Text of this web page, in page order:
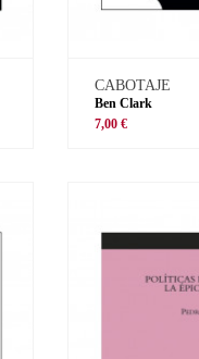
CABOTAJE
Ben Clark
7,00 €